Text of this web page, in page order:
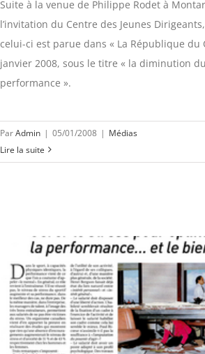
Suite à la venue de Philippe Rodet à
l’invitation du Centre des Jeunes
celui-ci est parue dans « La République du
janvier 2008, sous le titre « la diminution
performance ».
ParAdmin | 05/01/2008 | Médias
Lire la suite